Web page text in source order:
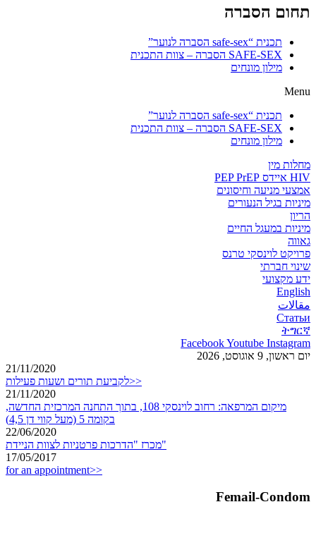
תחום הסברה
תכנית “safe-sex הסברה לנוער”
SAFE-SEX הסברה – צוות התכנית
מילון מונחים
Menu
תכנית “safe-sex הסברה לנוער”
SAFE-SEX הסברה – צוות התכנית
מילון מונחים
מחלות מין
HIV איידס PEP PrEP
אמצעי מניעה וחיסונים
מיניות בגיל הנעורים
הריון
מיניות במעגל החיים
גאווה
פרויקט לוינסקי טרנס
שינוי חברתי
ידע מקצועי
English
مقالات
Статьи
ትግርኛ
FacebookYoutube Instagram
יום ראשון, 9 אוגוסט, 2026
21/11/2020
לקביעת תורים ושעות פעילות>>
21/11/2020
מיקום המרפאה: רחוב לוינסקי 108, בתוך התחנה המרכזית החדשה,
בקומה 5 (מעל קווי דן 4,5)
22/06/2020
מכרז "הדרכות פרטניות לצוות הניידת"
17/05/2017
for an appointment>>
Femail-Condom